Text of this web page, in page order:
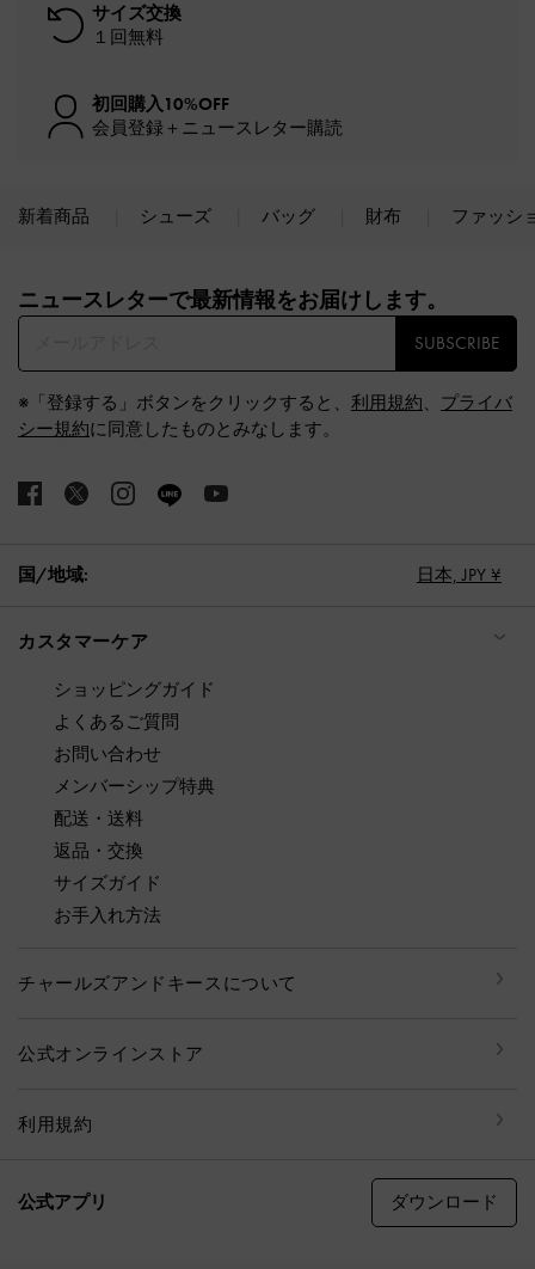
サイズ交換
１回無料
初回購入10%OFF
会員登録＋ニュースレター購読
新着商品 シューズ バッグ 財布 ファッシ
ニュースレターで最新情報をお届けします。​
SUBSCRIBE
※「登録する」ボタンをクリックすると、 利用規約、 プライバ
シー規約に同意したものとみなします。
国/地域: 日本, JPY ¥
カスタマーケア
ショッピングガイド
よくあるご質問
お問い合わせ
メンバーシップ特典
配送・送料
返品・交換
サイズガイド
お手入れ方法
チャールズアンドキースについて
公式オンラインストア
利用規約
公式アプリ ダウンロード